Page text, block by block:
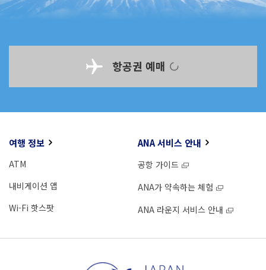
항공권 예매
여행 정보
ATM
내비게이션 앱
Wi-Fi 핫스팟
ANA 서비스 안내
공항 가이드
ANA가 약속하는 체험
ANA 라운지 서비스 안내